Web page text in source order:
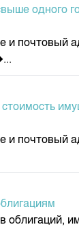
почтовый
почтовый